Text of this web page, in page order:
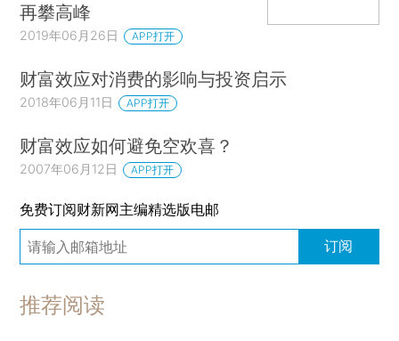
再攀高峰
2019年06月26日 APP打开
财富效应对消费的影响与投资启示
2018年06月11日 APP打开
财富效应如何避免空欢喜？
2007年06月12日 APP打开
免费订阅财新网主编精选版电邮
订阅
推荐阅读